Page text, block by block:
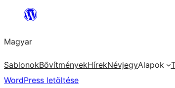
Ugrás
tartalomhoz
Magyar
SablonokBővítményekHírekNévjegyAlapok
WordPress letöltése